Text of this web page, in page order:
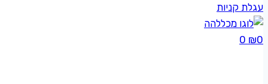
עגלת קניות
₪0
0